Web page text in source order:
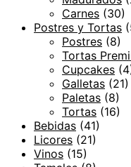
Carnes (30)
Postres y Tortas
Postres (8)
Tortas
Cupcakes
Galletas (21)
Paletas (8)
Tortas (16)
Bebidas (41)
Licores (21)
Vinos (15)